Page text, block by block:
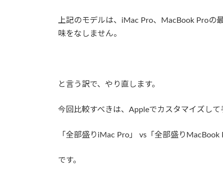
上記のモデルは、iMac Pro、MacBook Proの
味をなしません。
と言う訳で、やり直します。
今回比較すべきは、Appleでカスタマイズして
「全部盛りiMac Pro」 vs「全部盛りMacBook
です。